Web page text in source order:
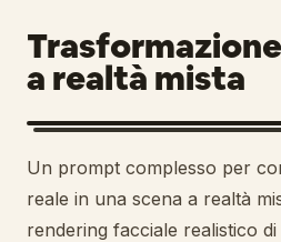
Casi d'uso
Abilità
Prompt
a realtà mista
Un prompt complesso per
reale in una scena a realtà
rendering facciale realistico